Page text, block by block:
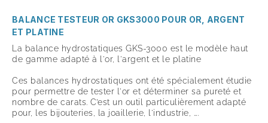
BALANCE TESTEUR OR GKS3000 POUR OR, ARGENT
ET PLATINE
La balance hydrostatiques GKS-3000 est le modèle haut
de gamme adapté à l'or, l'argent et le platine
Ces balances hydrostatiques ont été spécialement étudie
pour permettre de tester l'or et déterminer sa pureté et
nombre de carats. C’est un outil particulièrement adapté
pour, les bijouteries, la joaillerie, l'industrie, ….